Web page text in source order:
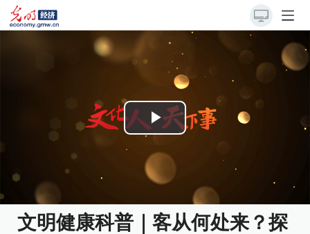
Play
Video
文明健康科普｜客从何处来？探